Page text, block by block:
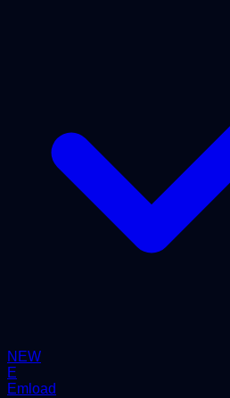
NEW
E
Emload